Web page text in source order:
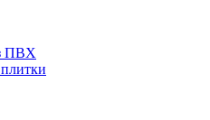
ПВХ